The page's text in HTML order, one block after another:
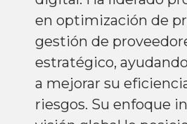
en optimización de
gestión de
estratégico,
a mejorar su
riesgos. Su enfoque